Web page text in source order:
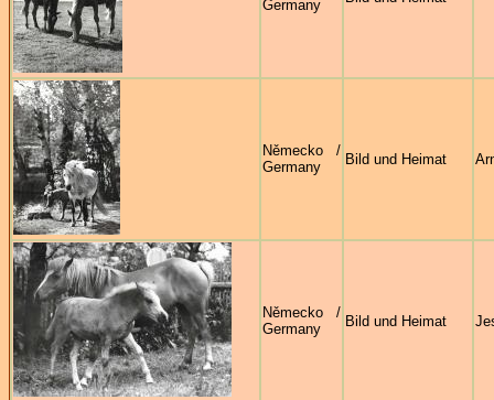
Germany
Německo /
Germany
Bild und Heimat
Německo /
Germany
Bild und Heimat